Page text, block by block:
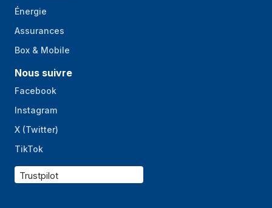
Support de stockage
de stockage pris
Tailles de disque
en charge
Facteur de forme
SSD
D'interface pour
unité de stockage
PCI Express, Série ATA III
Énergie
Assurances
Box & Mobile
Nous suivre
Facebook
Instagram
X (Twitter)
TikTok
Trustpilot